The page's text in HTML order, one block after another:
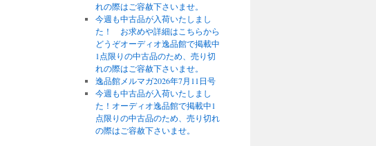
れの際はご容赦下さいませ。
今週も中古品が入荷いたしまし
た！ お求めや詳細はこちらから
どうぞオーディオ逸品館で掲載中
1点限りの中古品のため、売り切
れの際はご容赦下さいませ。
逸品館メルマガ2026年7月11日号
今週も中古品が入荷いたしまし
た！オーディオ逸品館で掲載中1
点限りの中古品のため、売り切れ
の際はご容赦下さいませ。